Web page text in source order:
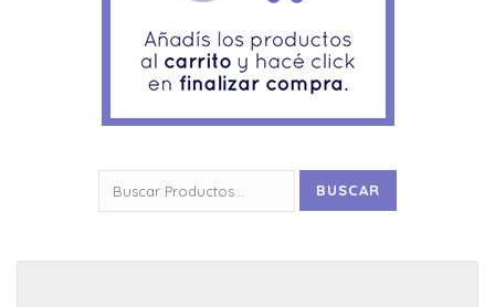
por:
BUSCAR